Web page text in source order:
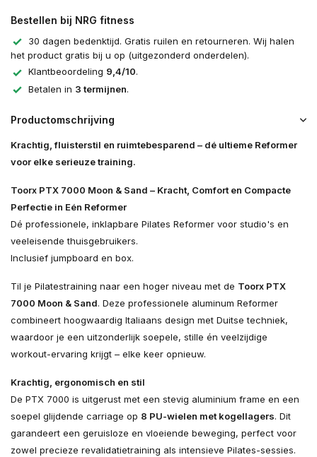
Bestellen bij NRG fitness
30 dagen bedenktijd. Gratis ruilen en retourneren. Wij halen
het product gratis bij u op (uitgezonderd onderdelen).
Klantbeoordeling 9,4/10.
Betalen in 3 termijnen.
Productomschrijving
Krachtig, fluisterstil en ruimtebesparend – dé ultieme Reformer
voor elke serieuze training.
Toorx PTX 7000 Moon & Sand – Kracht, Comfort en Compacte
Perfectie in Eén Reformer
Dé professionele, inklapbare Pilates Reformer voor studio's en
veeleisende thuisgebruikers.
Inclusief jumpboard en box.
Til je Pilatestraining naar een hoger niveau met de Toorx PTX
7000 Moon & Sand. Deze professionele aluminum Reformer
combineert hoogwaardig Italiaans design met Duitse techniek,
waardoor je een uitzonderlijk soepele, stille én veelzijdige
workout-ervaring krijgt – elke keer opnieuw.
Krachtig, ergonomisch en stil
De PTX 7000 is uitgerust met een stevig aluminium frame en een
soepel glijdende carriage op 8 PU-wielen met kogellagers. Dit
garandeert een geruisloze en vloeiende beweging, perfect voor
zowel precieze revalidatietraining als intensieve Pilates-sessies.